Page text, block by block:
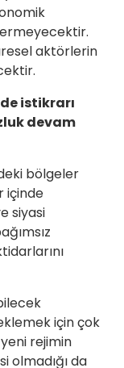
aktörlerin
istikrarı
devam
bölgeler
içinde
siyasi
için çok
rejimin
olmadığı da